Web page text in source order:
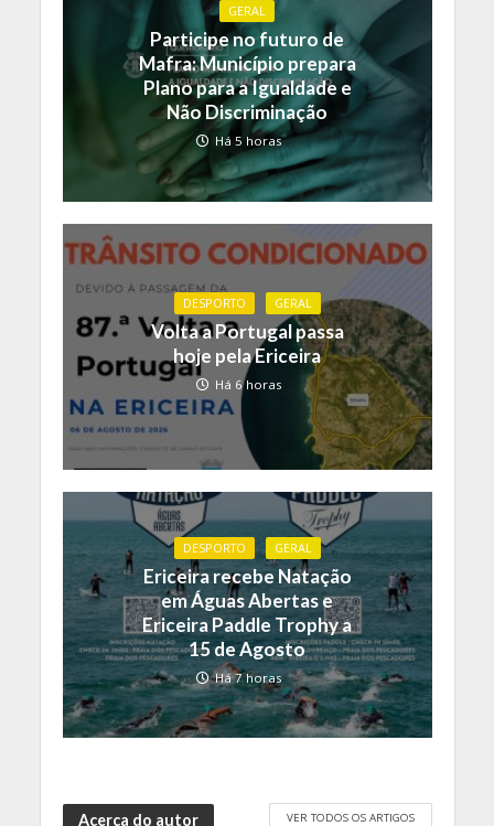
GERAL
Participe no futuro de
Mafra: Município prepara
Plano para a Igualdade e
Não Discriminação
Há 5 horas
DESPORTO GERAL
Volta a Portugal passa
hoje pela Ericeira
Há 6 horas
DESPORTO GERAL
Ericeira recebe Natação
em Águas Abertas e
Ericeira Paddle Trophy a
15 de Agosto
Há 7 horas
Acerca do autor VER TODOS OS ARTIGOS